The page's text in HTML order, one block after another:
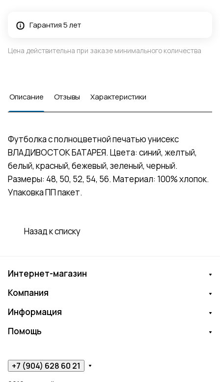
Гарантия 5 лет
Цена действительна при заказе минимального количества
Описание Отзывы Характеристики
Футболка с полноцветной печатью унисекс
ВЛАДИВОСТОК БАТАРЕЯ. Цвета: синий, желтый,
белый, красный, бежевый, зеленый, черный.
Размеры: 48, 50, 52, 54, 56. Материал: 100% хлопок.
Упаковка ПП пакет.
Назад к списку
Интернет-магазин
Компания
Информация
Помощь
+7 (904) 628 60 21